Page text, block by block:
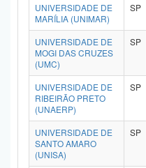
UNIVERSIDADE DE
MARÍLIA (UNIMAR)
SP
UNIVERSIDADE DE
MOGI DAS CRUZES
(UMC)
SP
UNIVERSIDADE DE
RIBEIRÃO PRETO
(UNAERP)
SP
UNIVERSIDADE DE
SANTO AMARO
(UNISA)
SP